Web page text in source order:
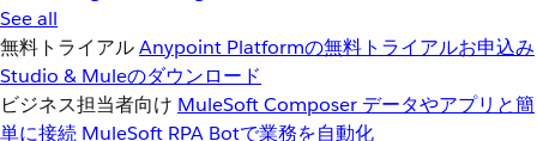
See all
無料トライアルAnypoint Platformの無料トライアルお申込み
Studio & Muleのダウンロード
ビジネス担当者向け MuleSoft Composer データやアプリと簡
単に接続 MuleSoft RPA Botで業務を自動化